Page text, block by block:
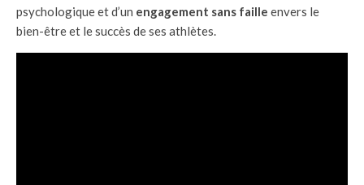
psychologique et d’un engagement sans faille envers le
bien-être et le succès de ses athlètes.